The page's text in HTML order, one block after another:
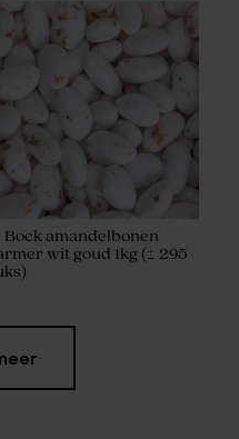
Bock amandelbonen
wit goud 1kg (± 295